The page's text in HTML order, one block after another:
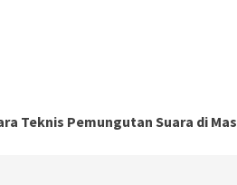
Teknis Pemungutan Suara di